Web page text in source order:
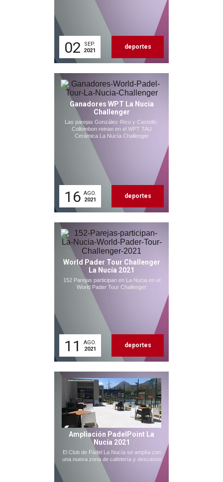
02
SEP.
2021
deportes
Ganadores WPT La Nucía
Challenger
Las parejas González-Rico y Castelló-
Collombon reinan en el WPT TAU
Cerámica La Nucía Challenger
16 AGO.
2021
deportes
World Pader Tour Challenger
La Nucía 2021
152 Parejas participan en La Nucia en el
World Pader Tour Challenger
11
AGO.
2021
deportes
Ampliación PadelPoint La
Nucía 2021
El Club de Pádel La Nucía se amplía con
una nueva zona de cafetería y descanso